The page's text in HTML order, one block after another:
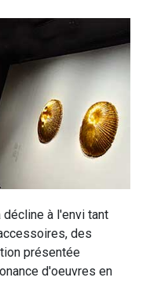
à l'envi tant
des
présentée
d'oeuvres en